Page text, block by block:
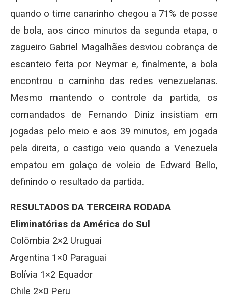
quando o time canarinho chegou a 71% de posse
de bola, aos cinco minutos da segunda etapa, o
zagueiro Gabriel Magalhães desviou cobrança de
escanteio feita por Neymar e, finalmente, a bola
encontrou o caminho das redes venezuelanas.
Mesmo mantendo o controle da partida, os
comandados de Fernando Diniz insistiam em
jogadas pelo meio e aos 39 minutos, em jogada
pela direita, o castigo veio quando a Venezuela
empatou em golaço de voleio de Edward Bello,
definindo o resultado da partida.
RESULTADOS DA TERCEIRA RODADA
Eliminatórias da América do Sul
Colômbia 2×2 Uruguai
Argentina 1×0 Paraguai
Bolívia 1×2 Equador
Chile 2×0 Peru